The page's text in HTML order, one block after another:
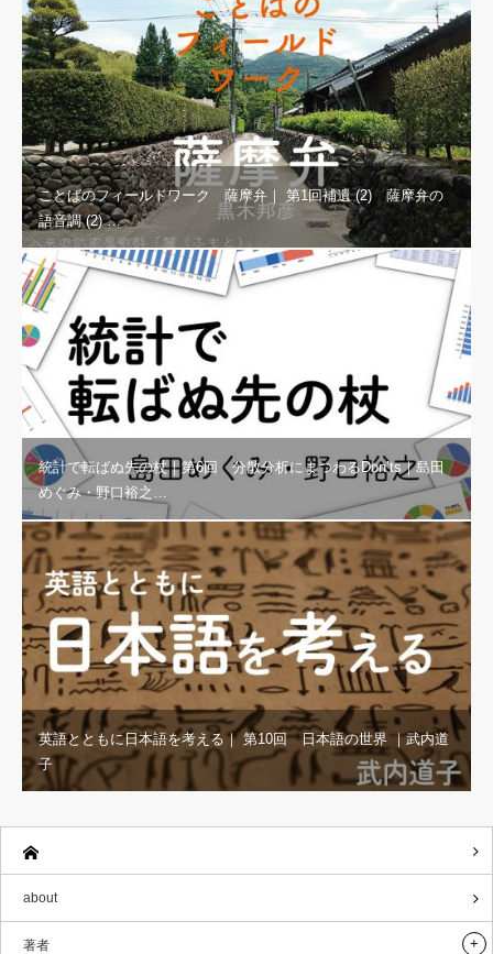
ことばのフィールドワーク 薩摩弁｜ 第1回補遺 (2) 薩摩弁の
語音調 (2) …
統計で転ばぬ先の杖｜第6回 分散分析にまつわるDon’ts｜島田
めぐみ・野口裕之…
英語とともに日本語を考える｜ 第10回 日本語の世界 ｜武内道
子
about
著者